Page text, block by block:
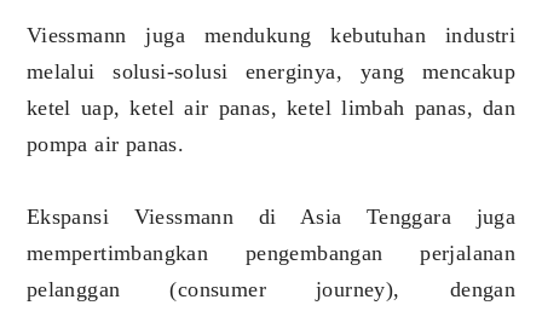
Viessmann juga mendukung kebutuhan industri
melalui solusi-solusi energinya, yang mencakup
ketel uap, ketel air panas, ketel limbah panas, dan
pompa air panas.
Ekspansi Viessmann di Asia Tenggara juga
mempertimbangkan pengembangan perjalanan
pelanggan (consumer journey), dengan